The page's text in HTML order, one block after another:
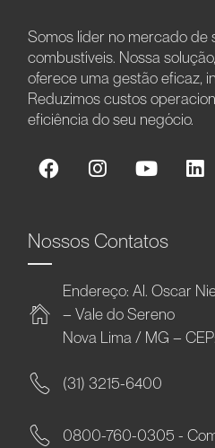
Somos líder no mercado
combustíveis. Nossa
oferece uma gestão eficaz,
Reduzimos custos
eficiência do seu negócio.
Nossos Contatos
Endereço: Al. Oscar
– Vale do Sereno
Nova Lima / MG –
(31) 3215-6400
0800-760-0305 -